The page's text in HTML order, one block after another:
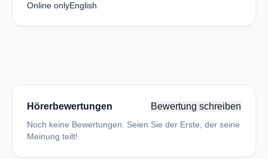
Online onlyEnglish
Hörerbewertungen Bewertung schreiben
Noch keine Bewertungen. Seien Sie der Erste, der seine
Meinung teilt!